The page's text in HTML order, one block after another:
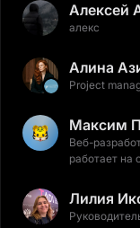
Алексей
алекс
Алина
Project
Максим
Веб-
работает на
Лилия